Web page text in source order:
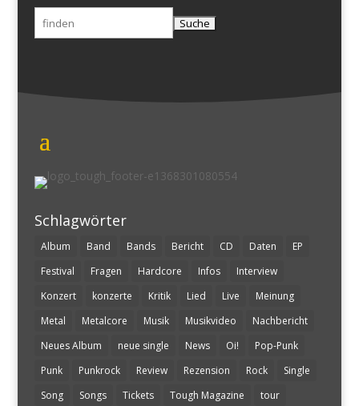
Suchen
nach:
Schlagwörter
Album Band Bands Bericht CD Daten
EP
Festival
Fragen Hardcore Infos
Interview
Konzert
konzerte Kritik Lied Live
Meinung
Metal
Metalcore Musik Musikvideo
Nachbericht
Neues Album
neue single News Oi!
Pop-Punk
Punk
Punkrock Review Rezension Rock
Single
Song
Songs Tickets Tough Magazine tour